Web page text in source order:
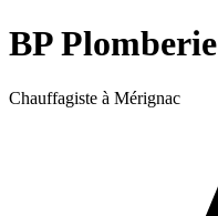
BP Plomberie
Chauffagiste à Mérignac